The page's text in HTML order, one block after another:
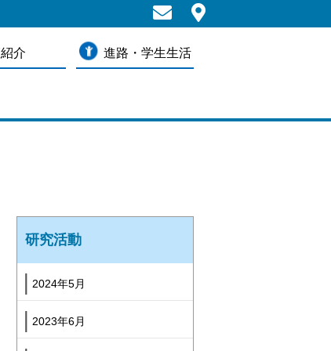
介 進路・学生生活
研究活動
2024年5月
2023年6月